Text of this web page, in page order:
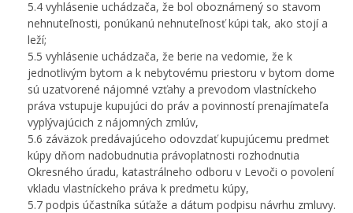
5.4 vyhlásenie uchádzača, že bol oboznámený so stavom
nehnuteľnosti, ponúkanú nehnuteľnosť kúpi tak, ako stojí a
leží;
5.5 vyhlásenie uchádzača, že berie na vedomie, že k
jednotlivým bytom a k nebytovému priestoru v bytom dome
sú uzatvorené nájomné vzťahy a prevodom vlastníckeho
práva vstupuje kupujúci do práv a povinností prenajímateľa
vyplývajúcich z nájomných zmlúv,
5.6 záväzok predávajúceho odovzdať kupujúcemu predmet
kúpy dňom nadobudnutia právoplatnosti rozhodnutia
Okresného úradu, katastrálneho odboru v Levoči o povolení
vkladu vlastníckeho práva k predmetu kúpy,
5.7 podpis účastníka súťaže a dátum podpisu návrhu zmluvy.